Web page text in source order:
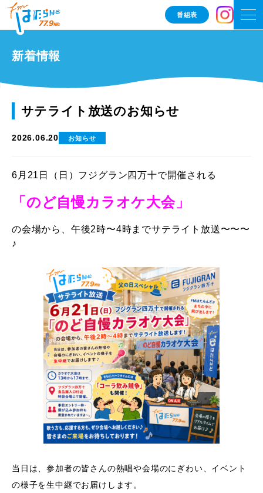
番組表
新着情報
サテライト放送のお知らせ
2026.06.20 お知らせ
6月21日（日）フジグラン四万十で開催される
「のど自慢カラオケ大会」
の会場から、午後2時〜4時までサテライト放送〜〜〜
♪
当日は、参加者の皆さんの熱唱や会場のにぎわい、イベント
の様子を生中継でお届けします。